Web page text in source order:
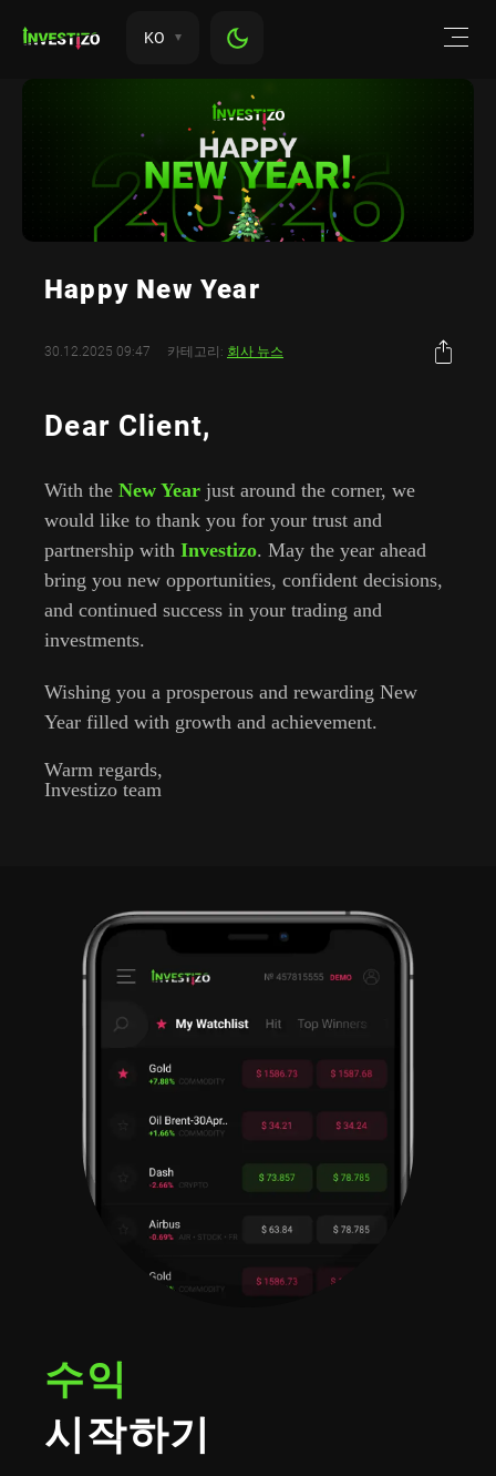
KO
Happy New Year
30.12.2025 09:47 카테고리: 회사 뉴스
Dear Client,
With the New Year just around the corner, we
would like to thank you for your trust and
partnership with Investizo. May the year ahead
bring you new opportunities, confident decisions,
and continued success in your trading and
investments.
Wishing you a prosperous and rewarding New
Year filled with growth and achievement.
Warm regards,
Investizo team
수익
시작하기